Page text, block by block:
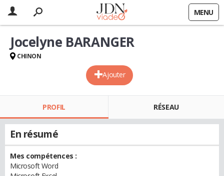
MENU
Ajouter
Jocelyne BARANGER
CHINON
PROFIL RÉSEAU
En résumé
Mes compétences :
Microsoft Word